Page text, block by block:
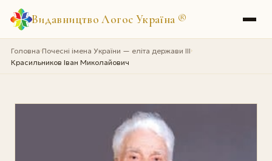
Видавництво Логос Україна ®
Головна›Почесні імена України — еліта держави III›
Красильников Іван Миколайович